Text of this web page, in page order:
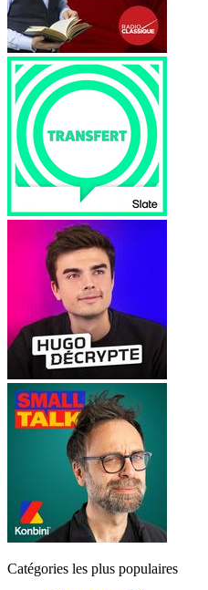
Catégories les plus populaires